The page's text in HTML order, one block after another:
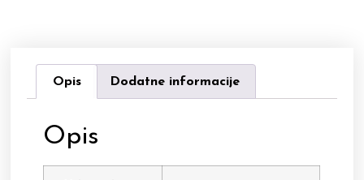
Opis Dodatne informacije
Opis